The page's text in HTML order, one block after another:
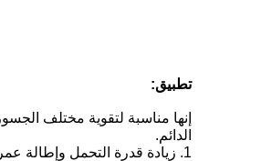
تطبيق:
إنها مناسبة لتقوية مختلف
الدائم.
1. زيادة قدرة التحمل وإطالة عمر خدمة الطريق (الأساس).